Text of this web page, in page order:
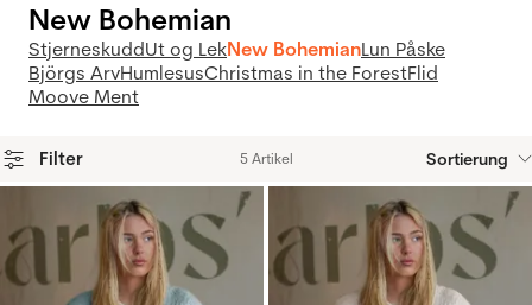
New Bohemian
StjerneskuddUt og LekNew BohemianLun Påske
Björgs ArvHumlesusChristmas in the ForestFlid
Moove Ment
Filter 5 Artikel Sortierung